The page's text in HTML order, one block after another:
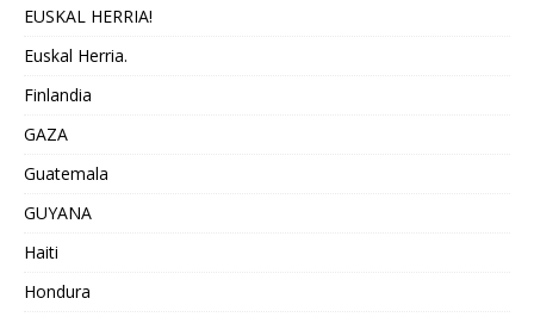
EUSKAL HERRIA!
Euskal Herria.
Finlandia
GAZA
Guatemala
GUYANA
Haiti
Hondura